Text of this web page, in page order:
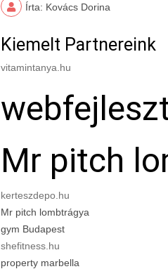
Írta: Kovács Dorina
Kiemelt Partnereink
vitamintanya.hu
Mr pitch
kerteszdepo.hu
Mr pitch lombtrágya
gym Budapest
shefitness.hu
property marbella